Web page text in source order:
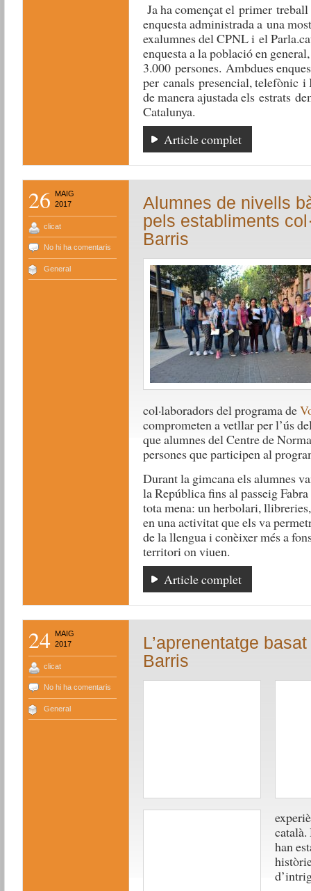
Ja ha començat el primer
enquesta administrada a una
exalumnes del CPNL i el
enquesta a la població en
3.000 persones. Ambdues
per canals presencial, telefònic i
de manera ajustada els estrats
Catalunya.
Article complet
26
MAIG
2017
clicat
No hi ha comentaris
General
Alumnes de nivells
pels establiments
Barris
col·laboradors del programa de
comprometen a vetllar per l’ús
que alumnes del Centre de
persones que participen al
Durant la gimcana els alumnes
la República fins al passeig
tota mena: un herbolari,
en una activitat que els va
de la llengua i conèixer més a
territori on viuen.
Article complet
24
MAIG
2017
clicat
No hi ha comentaris
General
L’aprenentatge
Barris
han